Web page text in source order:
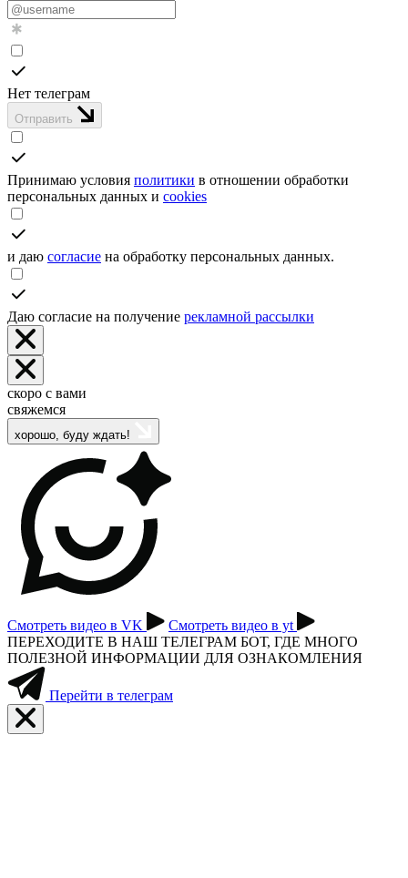
Нет телеграм
Отправить
Принимаю условия политики в отношении обработки
персональных данных и cookies
и даю согласие на обработку персональных данных.
Даю согласие на получение рекламной рассылки
скоро с вами
свяжемся
хорошо, буду ждать!
Смотреть видео в VK
Смотреть видео в yt
ПЕРЕХОДИТЕ В НАШ ТЕЛЕГРАМ БОТ, ГДЕ МНОГО
ПОЛЕЗНОЙ ИНФОРМАЦИИ ДЛЯ ОЗНАКОМЛЕНИЯ
Перейти в телеграм